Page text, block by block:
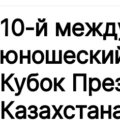
10-й
Кубок